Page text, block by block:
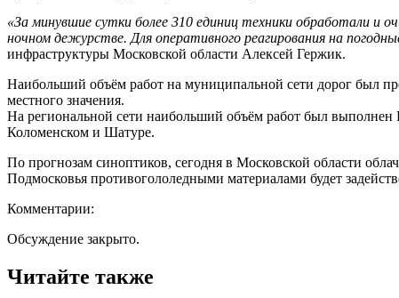
«За минувшие сутки более 310 единиц техники обработали и
ночном дежурстве. Для оперативного реагирования на
инфраструктуры Московской области Алексей Гержик.
Наибольший объём работ на муниципальной сети дорог был
местного значения.
На региональной сети наибольший объём работ был
Коломенском и Шатуре.
По прогнозам синоптиков, сегодня в Московской области
Подмосковья противогололедными материалами будет
Комментарии:
Обсуждение закрыто.
Читайте также